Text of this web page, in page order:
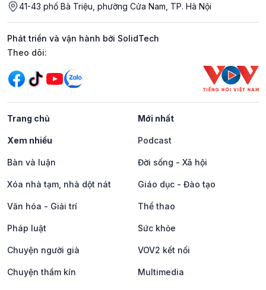
41-43 phố Bà Triệu, phường Cửa Nam, TP. Hà Nội
Phát triển và vận hành bởi SolidTech
Mạng xã hội
Theo dõi:
Trang chủ Mới nhất
Xem nhiều Podcast
Bàn và luận Đời sống - Xã hội
Xóa nhà tạm, nhà dột nát Giáo dục - Đào tạo
Văn hóa - Giải trí Thể thao
Pháp luật Sức khỏe
Chuyện người già VOV2 kết nối
Chuyện thầm kín Multimedia